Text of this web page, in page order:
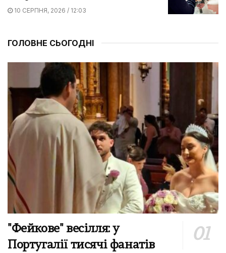
10 СЕРПНЯ, 2026 / 12:03
ГОЛОВНЕ СЬОГОДНІ
"Фейкове" весілля: у
Португалії тисячі фанатів